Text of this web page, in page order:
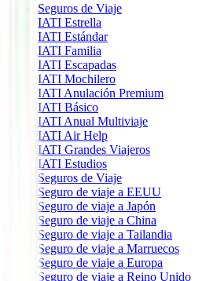
Seguros de Viaje
IATI Estrella
IATI Estándar
IATI Familia
IATI Escapadas
IATI Mochilero
IATI Anulación Premium
IATI Básico
IATI Anual Multiviaje
IATI Air Help
IATI Grandes Viajeros
IATI Estudios
Seguros de Viaje
Seguro de viaje a EEUU
Seguro de viaje a Japón
Seguro de viaje a China
Seguro de viaje a Tailandia
Seguro de viaje a Marruecos
Seguro de viaje a Europa
Seguro de viaje a Reino Unido